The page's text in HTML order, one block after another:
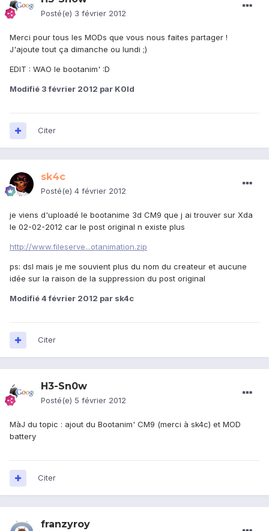
Posté(e) 3 février 2012
Merci pour tous les MODs que vous nous faites partager !
J'ajoute tout ça dimanche ou lundi ;)
EDIT : WAO le bootanim' :D
Modifié 3 février 2012 par K0ld
Citer
sk4c
Posté(e) 4 février 2012
je viens d'uploadé le bootanime 3d CM9 que j ai trouver sur Xda
le 02-02-2012 car le post original n existe plus
http://www.fileserve...otanimation.zip
ps: dsl mais je me souvient plus du nom du createur et aucune
idée sur la raison de la suppression du post original
Modifié4 février 2012 par sk4c
Citer
H3-Sn0w
Posté(e) 5 février 2012
MàJ du topic : ajout du Bootanim' CM9 (merci à sk4c) et MOD
battery
Citer
franzyroy